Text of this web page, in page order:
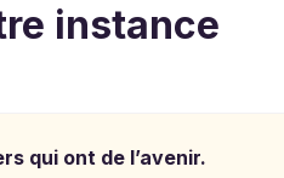
instance
qui ont de l’avenir.